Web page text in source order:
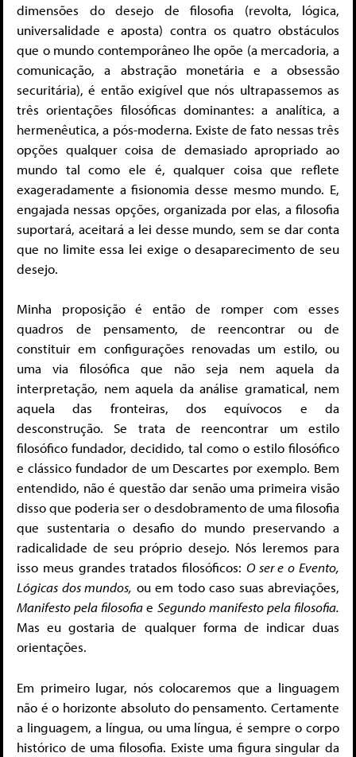
dimensões do desejo de filosofia (revolta, lógica,
universalidade e aposta) contra os quatro obstáculos
que o mundo contemporâneo lhe opõe (a mercadoria, a
comunicação, a abstração monetária e a obsessão
securitária), é então exigível que nós ultrapassemos as
três orientações filosóficas dominantes: a analítica, a
hermenêutica, a pós-moderna. Existe de fato nessas três
opções qualquer coisa de demasiado apropriado ao
mundo tal como ele é, qualquer coisa que reflete
exageradamente a fisionomia desse mesmo mundo. E,
engajada nessas opções, organizada por elas, a filosofia
suportará, aceitará a lei desse mundo, sem se dar conta
que no limite essa lei exige o desaparecimento de seu
desejo.
Minha proposição é então de romper com esses
quadros de pensamento, de reencontrar ou de
constituir em configurações renovadas um estilo, ou
uma via filosófica que não seja nem aquela da
interpretação, nem aquela da análise gramatical, nem
aquela das fronteiras, dos equívocos e da
desconstrução. Se trata de reencontrar um estilo
filosófico fundador, decidido, tal como o estilo filosófico
e clássico fundador de um Descartes por exemplo. Bem
entendido, não é questão dar senão uma primeira visão
disso que poderia ser o desdobramento de uma filosofia
que sustentaria o desafio do mundo preservando a
radicalidade de seu próprio desejo. Nós leremos para
isso meus grandes tratados filosóficos: O ser e o Evento,
Lógicas dos mundos, ou em todo caso suas abreviações,
Manifesto pela filosofiae Segundo manifesto pela filosofia.
Mas eu gostaria de qualquer forma de indicar duas
orientações.
Em primeiro lugar, nós colocaremos que a linguagem
não é o horizonte absoluto do pensamento. Certamente
a linguagem, a língua, ou uma língua, é sempre o corpo
histórico de uma filosofia. Existe uma figura singular da